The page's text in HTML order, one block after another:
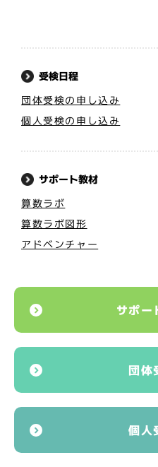
受検日程
団体受検の申し込み
個人受検の申し込み
サポート教材
算数ラボ
算数ラボ図形
アドベンチャー
サポー
団体
個人